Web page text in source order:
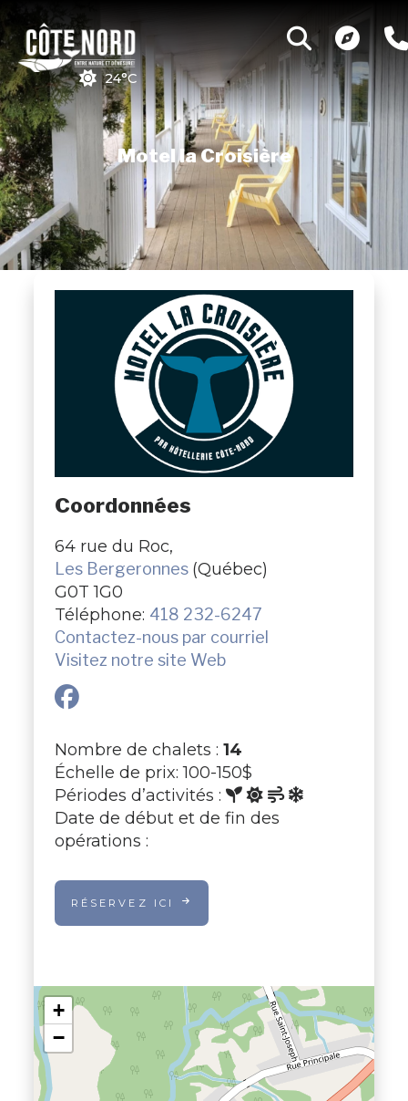
24°C
Motel la Croisière
Coordonnées
64 rue du Roc,
Les Bergeronnes (Québec)
G0T 1G0
Téléphone: 418 232-6247
Contactez-nous par courriel
Visitez notre site Web
Nombre de chalets : 14
Échelle de prix: 100-150$
Périodes d’activités :
Date de début et de fin des
opérations :
RÉSERVEZ ICI
+
−